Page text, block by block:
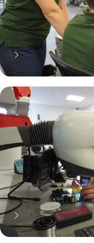
70% moins cher qu'une
neuve... mais pas que !
Pourquoi réparer ?